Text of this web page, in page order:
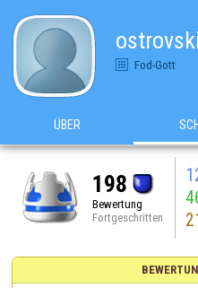
Fod-Gott
ÜBER
198
Bewertung
Fortgeschritten